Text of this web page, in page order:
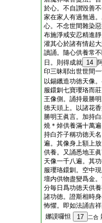
於心。不自讃毀善
家在家人有過無過
心。不念世間雜染
布施淨戒安忍精進
灌其心於諸有情起
讀誦。隨心供養常
日。則得成就 14
印三昧耶出世世間
以錫鑞造功徳天像
服鐶釧七寶瓔珞而
王像側。誦持最勝
徳天頭上。以諸花
勝明王眞言。加持
燒＊焯供養滿十萬
持白芥子稱功徳天
遍。其像身上額上
供養。又誦悉地王
天像一千八遍。其
服瓔珞鐶釧。空中
壇内供物盡變爲金
分毎日爲功徳天供
諸功徳。證斯相時
怖懼。即如法誦吉
娜謨囉怛
17 二合